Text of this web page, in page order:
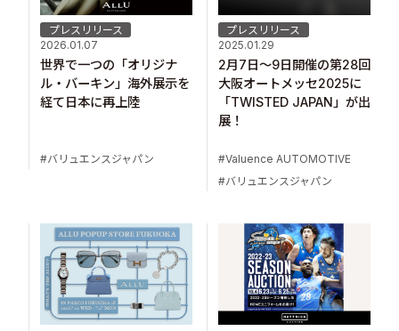
プレスリリース
2026.01.07
世界で一つの「オリジナ
ル・バーキン」海外展示を
経て日本に再上陸
バリュエンスジャパン
プレスリリース
2025.01.29
2月7日～9日開催の第28回
大阪オートメッセ2025に
「TWISTED JAPAN」が出
展！
Valuence AUTOMOTIVE
バリュエンスジャパン